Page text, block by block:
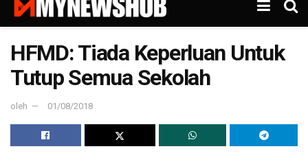
HFMD: Tiada Keperluan Untuk
Tutup Semua Sekolah
oleh 01/08/2018